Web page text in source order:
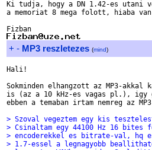
Ki tudja, hogy a DN 1.42-es utani
a memoriat 8 mega folott, hiaba van
+ - MP3 reszletezes (mind)
Hali!
Sokminden elhangzott az MP3-
is (az a 10 kHz-es vagas pl.), igy
ebben a temaban irtam nemreg az
> Szoval vegeztem egy kis
> Csinaltam egy 44100 Hz 16
> encoderekkel es bitrate-val, hq es
> 1.7-essel a legnagyobb